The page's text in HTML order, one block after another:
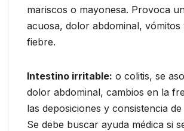
mariscos o mayonesa. Provoca
acuosa, dolor abdominal, vómitos
fiebre.
Intestino irritable: o colitis, se
dolor abdominal, cambios en la
las deposiciones y consistencia de
Se debe buscar ayuda médica si